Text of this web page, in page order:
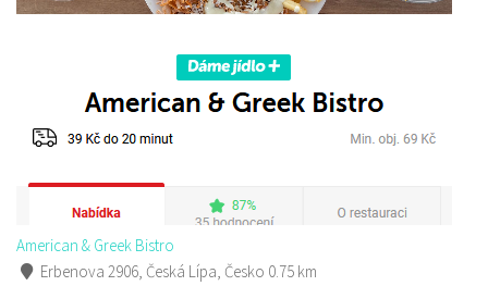
American & Greek Bistro
Erbenova 2906, Česká Lípa, Česko 0.75 km